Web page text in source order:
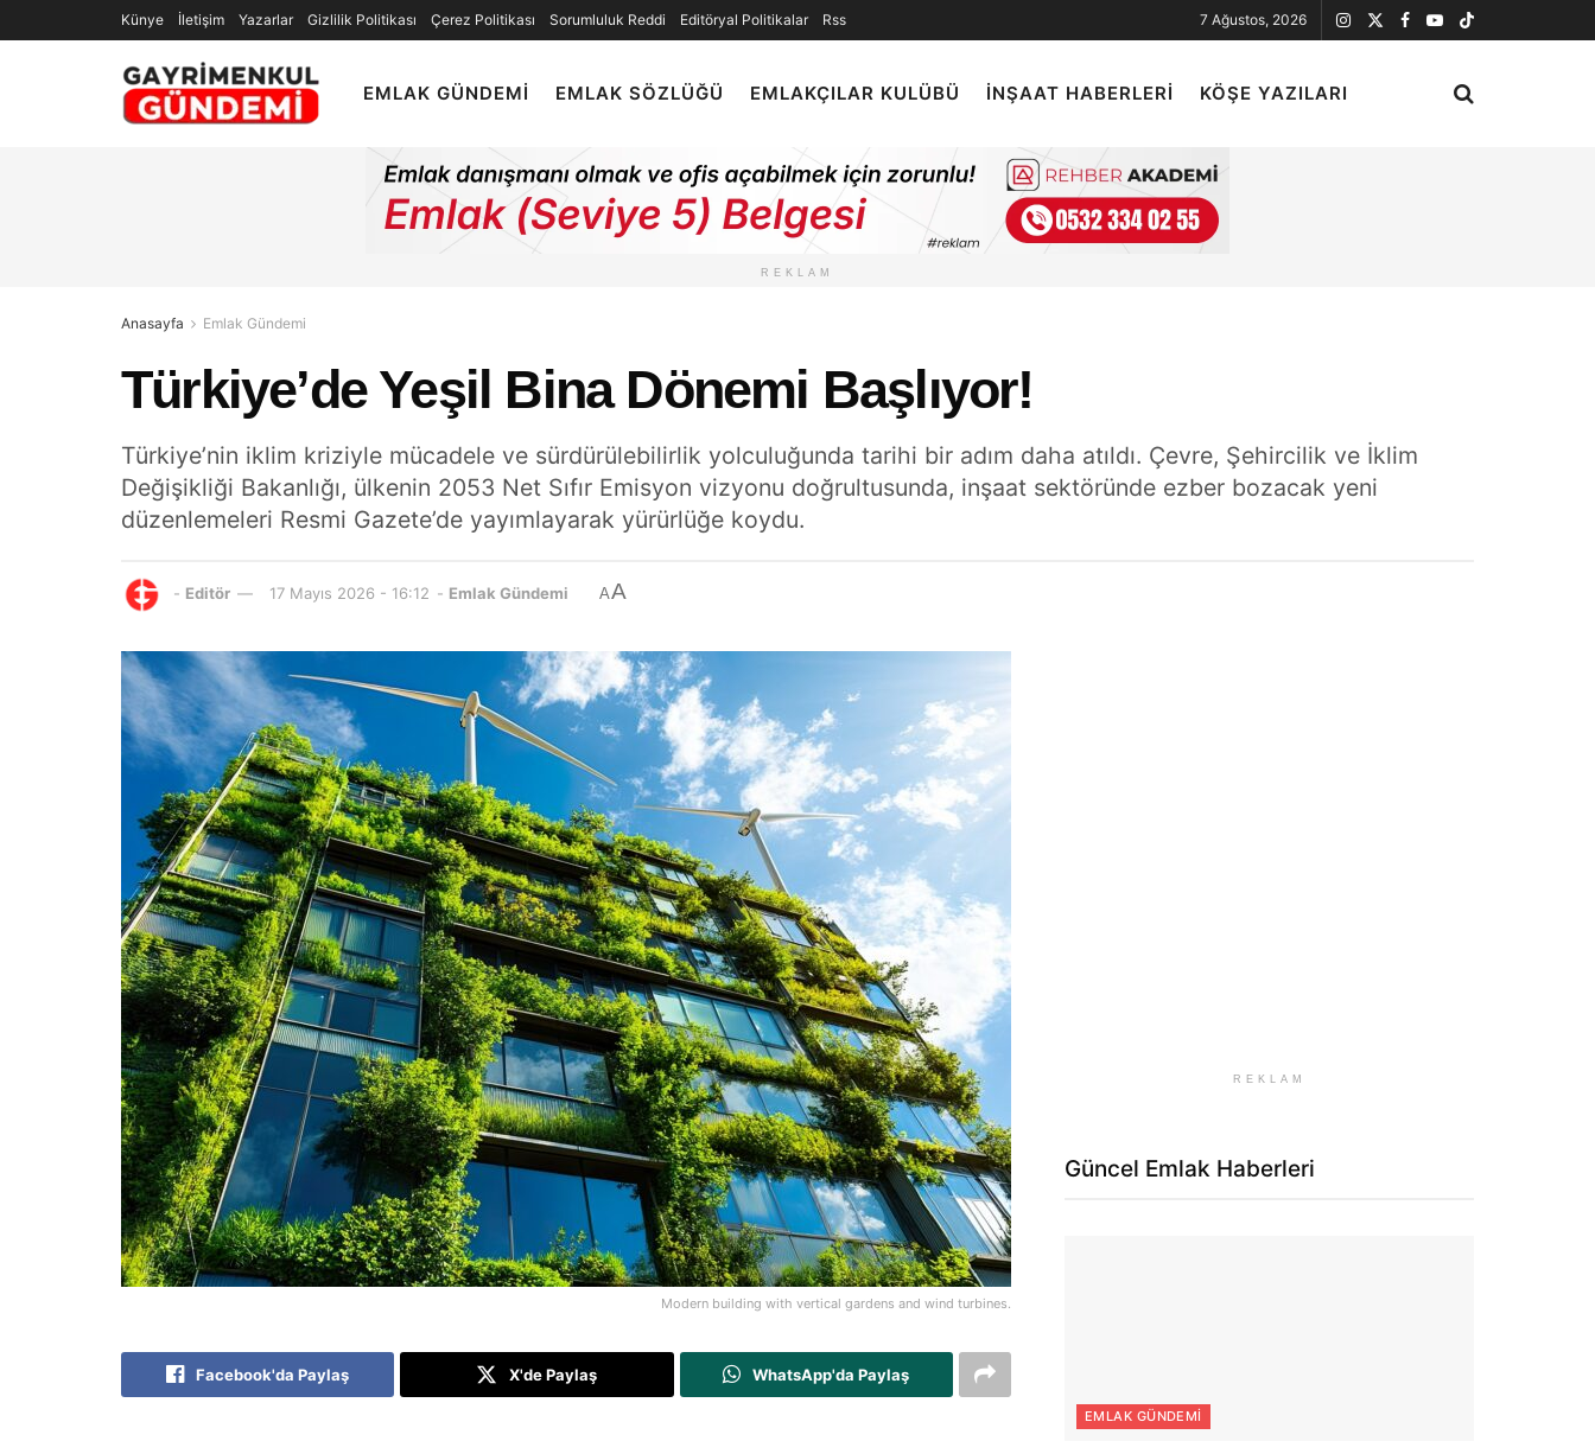
Künye İletişim Yazarlar Gizlilik Politikası Çerez Politikası Sorumluluk Reddi Editöryal Politikalar Rss 7 Ağustos, 2026
EMLAK GÜNDEMI EMLAK SÖZLÜĞÜ EMLAKÇILAR KULÜBÜ İNŞAAT HABERLERI KÖŞE YAZILARI
REKLAM
Anasayfa Emlak Gündemi
Türkiye’de Yeşil Bina Dönemi Başlıyor!
Türkiye’nin iklim kriziyle mücadele ve sürdürülebilirlik yolculuğunda tarihi bir adım daha atıldı. Çevre, Şehircilik ve İklim
Değişikliği Bakanlığı, ülkenin 2053 Net Sıfır Emisyon vizyonu doğrultusunda, inşaat sektöründe ezber bozacak yeni
düzenlemeleri Resmi Gazete’de yayımlayarak yürürlüğe koydu.
- Editör 17 Mayıs 2026 - 16:12 - Emlak Gündemi AA
Modern building with vertical gardens and wind turbines.
Facebook'da Paylaş X'de Paylaş WhatsApp'da Paylaş
REKLAM
Güncel Emlak Haberleri
EMLAK GÜNDEMI